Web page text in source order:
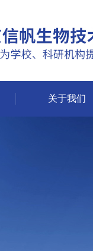
关于我们